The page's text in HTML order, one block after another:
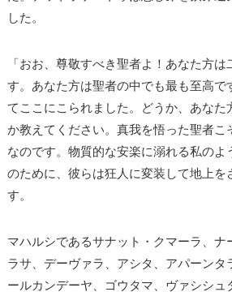
した。
「おお、尊敬すべき聖者よ！あなた方
す。あなた方は聖者の中でも最も至高で
てここにこられました。どうか、あなた
か教えてください。真我を悟った聖者こ
なのです。物質的な安楽に溺れる私のよ
のために、彼らは狂人に変装して地上を
す。
マハルシであるサナット・クマーラ、ナ
ラサ、デーヴァラ、アシタ、アパーンタ
ールカンデーヤ、ゴウタマ、ヴァシシュ